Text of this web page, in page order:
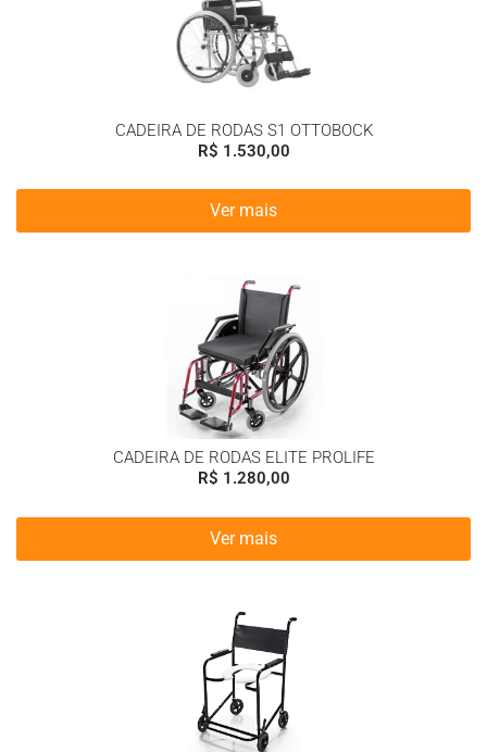
CADEIRA DE RODAS S1 OTTOBOCK
R$ 1.530,00
Ver mais
CADEIRA DE RODAS ELITE PROLIFE
R$ 1.280,00
Ver mais